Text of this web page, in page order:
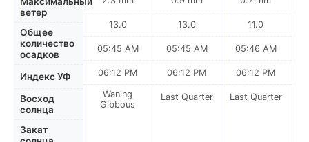
ветер
Общее
количество
осадков
Индекс УФ
Восход
солнца
Закат
13.0
05:45 AM
06:12 PM
Waning
Gibbous
13.0
05:45 AM
06:12 PM
Last Quarter
11.0
05:46 AM
06:12 PM
Last Quarter